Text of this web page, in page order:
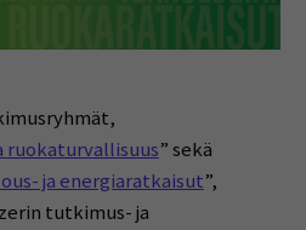
ruokaturvallisuus” sekä
ja energiaratkaisut”,
tutkimus- ja